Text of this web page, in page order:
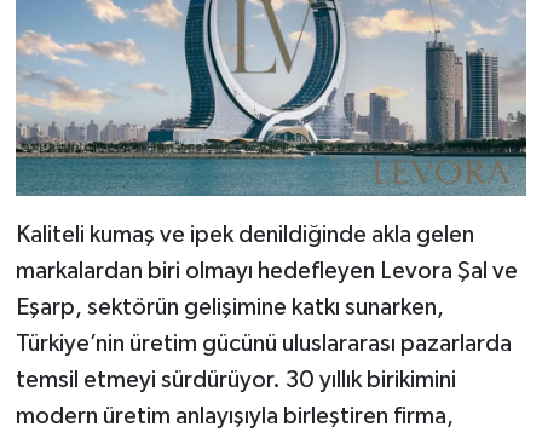
Kaliteli kumaş ve ipek denildiğinde akla gelen
markalardan biri olmayı hedefleyen Levora Şal ve
Eşarp, sektörün gelişimine katkı sunarken,
Türkiye’nin üretim gücünü uluslararası pazarlarda
temsil etmeyi sürdürüyor. 30 yıllık birikimini
modern üretim anlayışıyla birleştiren firma,